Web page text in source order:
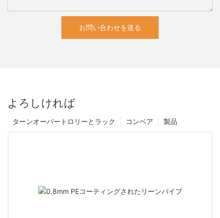
お問い合わせを送る
よろしければ
製品
コンベア
ターンオーバートロリーとラック